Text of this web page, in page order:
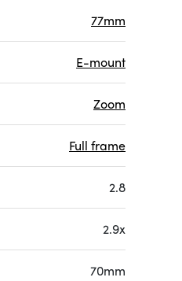
77mm
E-mount
Zoom
Full frame
2.8
2.9x
70mm